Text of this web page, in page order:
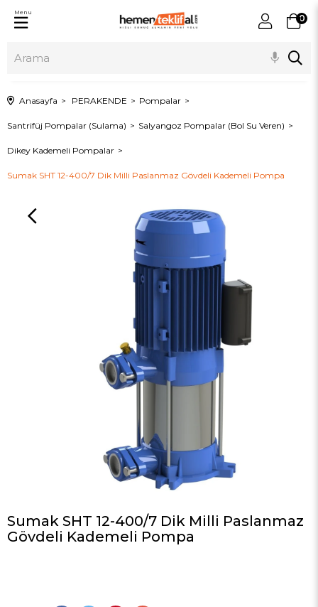
0
Menu
Anasayfa PERAKENDE Pompalar
Santrifüj Pompalar (Sulama) Salyangoz Pompalar (Bol Su Veren)
Dikey Kademeli Pompalar
Sumak SHT 12-400/7 Dik Milli Paslanmaz Gövdeli Kademeli Pompa
Sumak SHT 12-400/7 Dik Milli Paslanmaz
Gövdeli Kademeli Pompa